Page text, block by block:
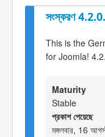
সংস্করণ
This is the
for Joomla!
Maturity
Stable
প্রকাশ পেয়েছে
মঙ্গলবার, 16